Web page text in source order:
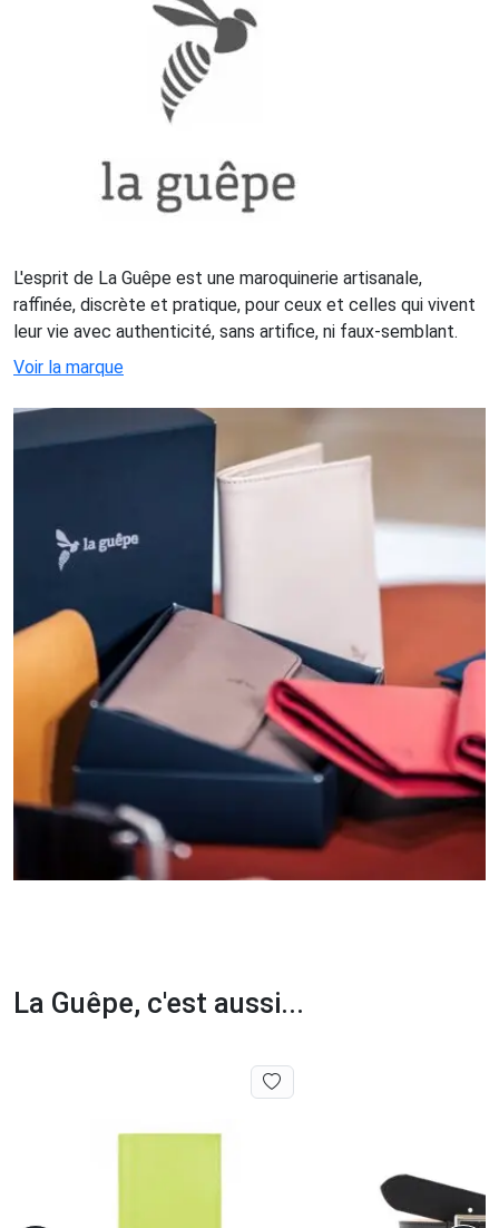
L'esprit de La Guêpe est une maroquinerie artisanale,
raffinée, discrète et pratique, pour ceux et celles qui vivent
leur vie avec authenticité, sans artifice, ni faux-semblant.
Voir la marque
La Guêpe, c'est aussi...